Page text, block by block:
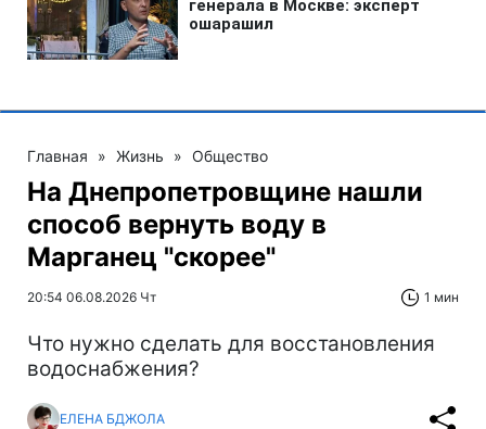
Главная » Жизнь » Общество
На Днепропетровщине нашли
способ вернуть воду в
Марганец "скорее"
20:54 06.08.2026 Чт 1 мин
Что нужно сделать для восстановления
водоснабжения?
ЕЛЕНА БДЖОЛА